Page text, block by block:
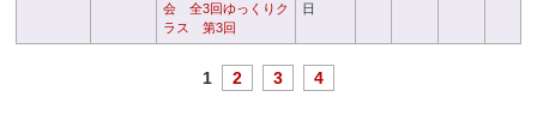
会 全3回ゆっくりク
ラス 第3回
日
1 2 3 4